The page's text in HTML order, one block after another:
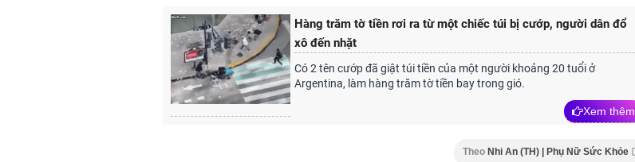
Hàng trăm tờ tiền rơi ra từ một chiếc túi bị cướp, người dân đổ
xô đến nhặt
Có 2 tên cướp đã giật túi tiền của một người khoảng 20 tuổi ở
Argentina, làm hàng trăm tờ tiền bay trong gió.
Xem thêm
Theo Nhi An (TH) | Phụ Nữ Sức Khỏe